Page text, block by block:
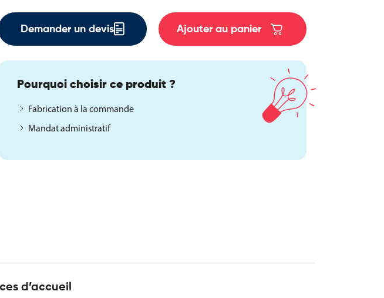
Demander un devis Ajouter au panier
Pourquoi choisir ce produit ?
Fabrication à la commande
Mandat administratif
d’accueil